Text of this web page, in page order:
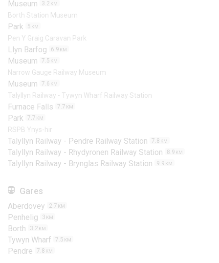
Museum 3.2 KM
Borth Station Museum
Park 5 KM
Pen Y Graig Caravan Park
Llyn Barfog 6.9 KM
Museum 7.5 KM
Narrow Gauge Railway Museum
Museum 7.6 KM
Talyllyn Railway - Tywyn Wharf Railway Station
Furnace Falls 7.7 KM
Park 7.7 KM
RSPB Ynys-hir
Talyllyn Railway - Pendre Railway Station 7.8 KM
Talyllyn Railway - Rhydyronen Railway Station 8.9 KM
Talyllyn Railway - Brynglas Railway Station 9.9 KM
Gares
Aberdovey 2.7 KM
Penhelig 3 KM
Borth 3.2 KM
Tywyn Wharf 7.5 KM
Pendre 7.8 KM